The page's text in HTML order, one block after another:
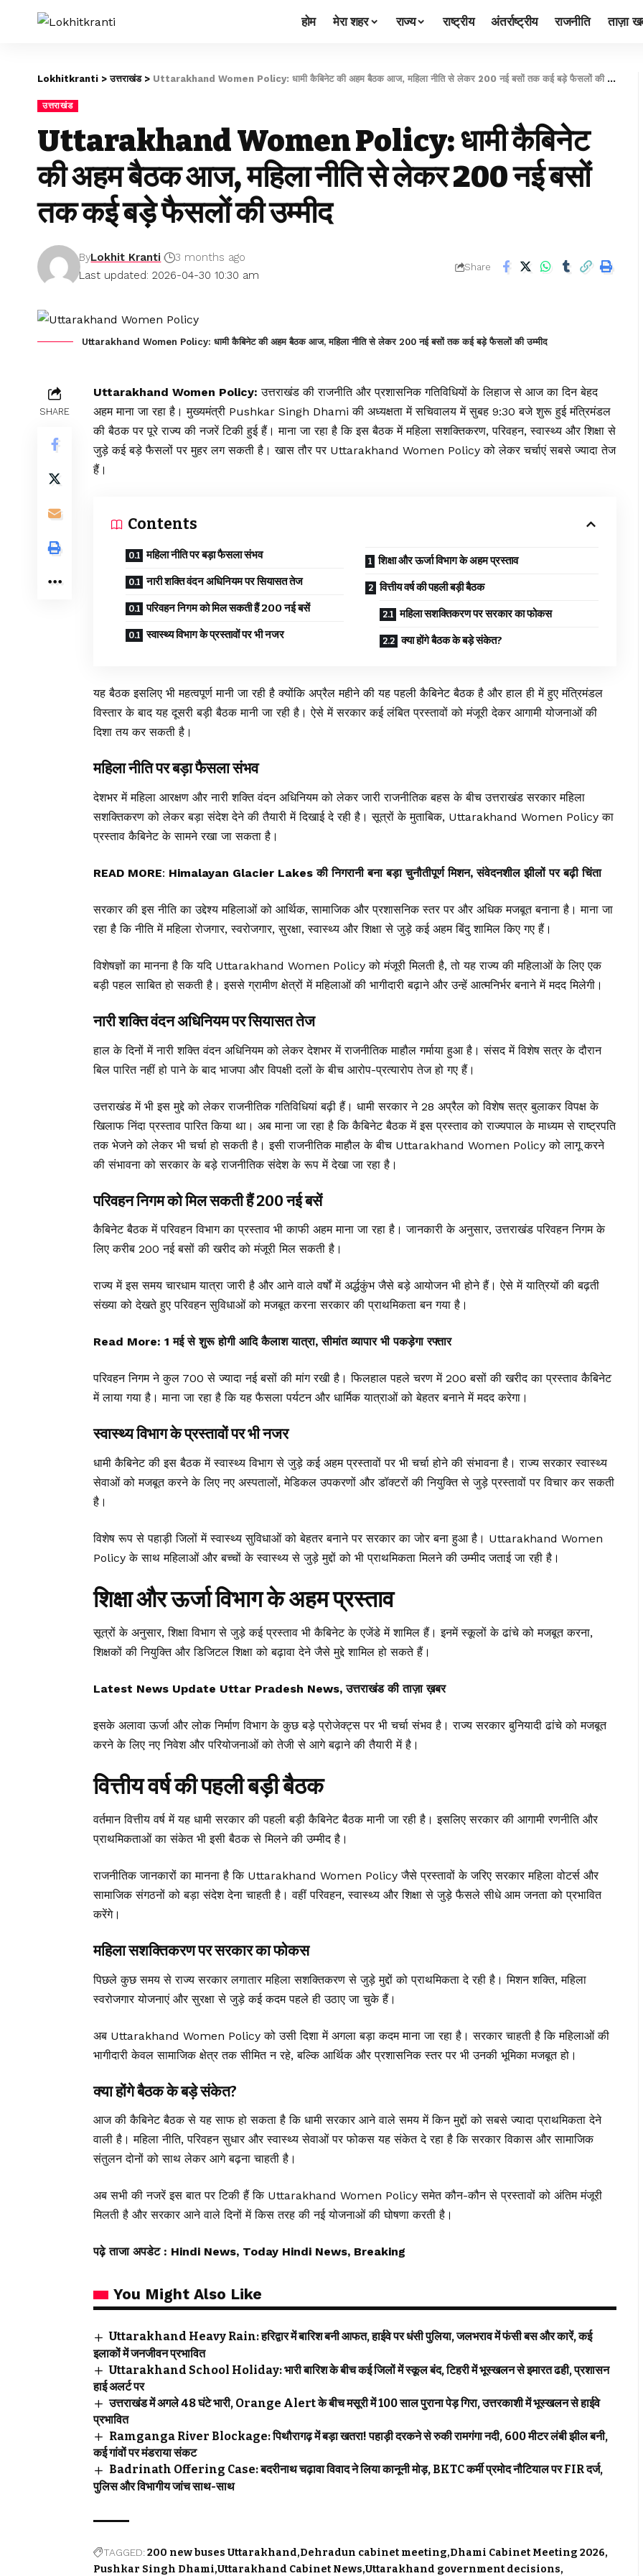
होम मेरा शहर राज्य राष्ट्रीय अंतर्राष्ट्रीय राजनीति ताज़ा
Lokhitkranti >उत्तराखंड> Uttarakhand Women Policy: धामी कैबिनेट की अहम बैठक आज, महिला नीति से लेकर 200 नई बसों तक कई बड़े फैसलों की उम्मीद
उत्तराखंड
Uttarakhand Women Policy: धामी कैबिनेट
की अहम बैठक आज, महिला नीति से लेकर 200 नई बसों
तक कई बड़े फैसलों की उम्मीद
Last updated: 2026-04-30 10:30 am
ByLokhit Kranti 3 months ago
Share
Uttarakhand Women Policy: धामी कैबिनेट की अहम बैठक आज, महिला नीति से लेकर 200 नई बसों तक कई बड़े फैसलों की उम्मीद
SHARE
Uttarakhand Women Policy: उत्तराखंड की राजनीति और प्रशासनिक गतिविधियों के लिहाज से आज का दिन बेहद
अहम माना जा रहा है। मुख्यमंत्री Pushkar Singh Dhami की अध्यक्षता में सचिवालय में सुबह 9:30 बजे शुरू हुई मंत्रिमंडल
की बैठक पर पूरे राज्य की नजरें टिकी हुई हैं। माना जा रहा है कि इस बैठक में महिला सशक्तिकरण, परिवहन, स्वास्थ्य और शिक्षा से
जुड़े कई बड़े फैसलों पर मुहर लग सकती है। खास तौर पर Uttarakhand Women Policy को लेकर चर्चाएं सबसे ज्यादा तेज
हैं।
Contents
महिला नीति पर बड़ा फैसला संभव
नारी शक्ति वंदन अधिनियम पर सियासत तेज
परिवहन निगम को मिल सकती हैं 200 नई बसें
स्वास्थ्य विभाग के प्रस्तावों पर भी नजर
शिक्षा और ऊर्जा विभाग के अहम प्रस्ताव
वित्तीय वर्ष की पहली बड़ी बैठक
महिला सशक्तिकरण पर सरकार का फोकस
क्या होंगे बैठक के बड़े संकेत?
यह बैठक इसलिए भी महत्वपूर्ण मानी जा रही है क्योंकि अप्रैल महीने की यह पहली कैबिनेट बैठक है और हाल ही में हुए मंत्रिमंडल
विस्तार के बाद यह दूसरी बड़ी बैठक मानी जा रही है। ऐसे में सरकार कई लंबित प्रस्तावों को मंजूरी देकर आगामी योजनाओं की
दिशा तय कर सकती है।
महिला नीति पर बड़ा फैसला संभव
देशभर में महिला आरक्षण और नारी शक्ति वंदन अधिनियम को लेकर जारी राजनीतिक बहस के बीच उत्तराखंड सरकार महिला
सशक्तिकरण को लेकर बड़ा संदेश देने की तैयारी में दिखाई दे रही है। सूत्रों के मुताबिक, Uttarakhand Women Policy का
प्रस्ताव कैबिनेट के सामने रखा जा सकता है।
READ MORE: Himalayan Glacier Lakes की निगरानी बना बड़ा चुनौतीपूर्ण मिशन, संवेदनशील झीलों पर बढ़ी चिंता
सरकार की इस नीति का उद्देश्य महिलाओं को आर्थिक, सामाजिक और प्रशासनिक स्तर पर और अधिक मजबूत बनाना है। माना जा
रहा है कि नीति में महिला रोजगार, स्वरोजगार, सुरक्षा, स्वास्थ्य और शिक्षा से जुड़े कई अहम बिंदु शामिल किए गए हैं।
विशेषज्ञों का मानना है कि यदि Uttarakhand Women Policy को मंजूरी मिलती है, तो यह राज्य की महिलाओं के लिए एक
बड़ी पहल साबित हो सकती है। इससे ग्रामीण क्षेत्रों में महिलाओं की भागीदारी बढ़ाने और उन्हें आत्मनिर्भर बनाने में मदद मिलेगी।
नारी शक्ति वंदन अधिनियम पर सियासत तेज
हाल के दिनों में नारी शक्ति वंदन अधिनियम को लेकर देशभर में राजनीतिक माहौल गर्माया हुआ है। संसद में विशेष सत्र के दौरान
बिल पारित नहीं हो पाने के बाद भाजपा और विपक्षी दलों के बीच आरोप-प्रत्यारोप तेज हो गए हैं।
उत्तराखंड में भी इस मुद्दे को लेकर राजनीतिक गतिविधियां बढ़ी हैं। धामी सरकार ने 28 अप्रैल को विशेष सत्र बुलाकर विपक्ष के
खिलाफ निंदा प्रस्ताव पारित किया था। अब माना जा रहा है कि कैबिनेट बैठक में इस प्रस्ताव को राज्यपाल के माध्यम से राष्ट्रपति
तक भेजने को लेकर भी चर्चा हो सकती है। इसी राजनीतिक माहौल के बीच Uttarakhand Women Policy को लागू करने
की संभावना को सरकार के बड़े राजनीतिक संदेश के रूप में देखा जा रहा है।
परिवहन निगम को मिल सकती हैं 200 नई बसें
कैबिनेट बैठक में परिवहन विभाग का प्रस्ताव भी काफी अहम माना जा रहा है। जानकारी के अनुसार, उत्तराखंड परिवहन निगम के
लिए करीब 200 नई बसों की खरीद को मंजूरी मिल सकती है।
राज्य में इस समय चारधाम यात्रा जारी है और आने वाले वर्षों में अर्द्धकुंभ जैसे बड़े आयोजन भी होने हैं। ऐसे में यात्रियों की बढ़ती
संख्या को देखते हुए परिवहन सुविधाओं को मजबूत करना सरकार की प्राथमिकता बन गया है।
Read More: 1 मई से शुरू होगी आदि कैलाश यात्रा, सीमांत व्यापार भी पकड़ेगा रफ्तार
परिवहन निगम ने कुल 700 से ज्यादा नई बसों की मांग रखी है। फिलहाल पहले चरण में 200 बसों की खरीद का प्रस्ताव कैबिनेट
में लाया गया है। माना जा रहा है कि यह फैसला पर्यटन और धार्मिक यात्राओं को बेहतर बनाने में मदद करेगा।
स्वास्थ्य विभाग के प्रस्तावों पर भी नजर
धामी कैबिनेटकी इस बैठक में स्वास्थ्य विभाग से जुड़े कई अहम प्रस्तावों पर भी चर्चा होने की संभावना है। राज्य सरकार स्वास्थ्य
सेवाओं को मजबूत करने के लिए नए अस्पतालों, मेडिकल उपकरणों और डॉक्टरों की नियुक्ति से जुड़े प्रस्तावों पर विचार कर सकती
है।
विशेष रूप से पहाड़ी जिलों में स्वास्थ्य सुविधाओं को बेहतर बनाने पर सरकार का जोर बना हुआ है। Uttarakhand Women
Policy के साथ महिलाओं और बच्चों के स्वास्थ्य से जुड़े मुद्दों को भी प्राथमिकता मिलने की उम्मीद जताई जा रही है।
शिक्षा और ऊर्जा विभाग के अहम प्रस्ताव
सूत्रों के अनुसार, शिक्षा विभाग से जुड़े कई प्रस्ताव भी कैबिनेट के एजेंडे में शामिल हैं। इनमें स्कूलों के ढांचे को मजबूत करना,
शिक्षकों की नियुक्ति और डिजिटल शिक्षा को बढ़ावा देने जैसे मुद्दे शामिल हो सकते हैं।
Latest News Update Uttar Pradesh News, उत्तराखंड की ताज़ा ख़बर
इसके अलावा ऊर्जा और लोक निर्माण विभाग के कुछ बड़े प्रोजेक्ट्स पर भी चर्चा संभव है। राज्य सरकार बुनियादी ढांचे को मजबूत
करने के लिए नए निवेश और परियोजनाओं को तेजी से आगे बढ़ाने की तैयारी में है।
वित्तीय वर्ष की पहली बड़ी बैठक
वर्तमान वित्तीय वर्ष में यह धामी सरकार की पहली बड़ी कैबिनेट बैठक मानी जा रही है। इसलिए सरकार की आगामी रणनीति और
प्राथमिकताओं का संकेत भी इसी बैठक से मिलने की उम्मीद है।
राजनीतिक जानकारों का मानना है कि Uttarakhand Women Policy जैसे प्रस्तावों के जरिए सरकार महिला वोटर्स और
सामाजिक संगठनों को बड़ा संदेश देना चाहती है। वहीं परिवहन, स्वास्थ्य और शिक्षा से जुड़े फैसले सीधे आम जनता को प्रभावित
करेंगे।
महिला सशक्तिकरण पर सरकार का फोकस
पिछले कुछ समय से राज्य सरकार लगातार महिला सशक्तिकरण से जुड़े मुद्दों को प्राथमिकता दे रही है। मिशन शक्ति, महिला
स्वरोजगार योजनाएं और सुरक्षा से जुड़े कई कदम पहले ही उठाए जा चुके हैं।
अब Uttarakhand Women Policy को उसी दिशा में अगला बड़ा कदम माना जा रहा है। सरकार चाहती है कि महिलाओं की
भागीदारी केवल सामाजिक क्षेत्र तक सीमित न रहे, बल्कि आर्थिक और प्रशासनिक स्तर पर भी उनकी भूमिका मजबूत हो।
क्या होंगे बैठक के बड़े संकेत?
आज की कैबिनेट बैठक से यह साफ हो सकता है कि धामी सरकार आने वाले समय में किन मुद्दों को सबसे ज्यादा प्राथमिकता देने
वाली है। महिला नीति, परिवहन सुधार और स्वास्थ्य सेवाओं पर फोकस यह संकेत दे रहा है कि सरकार विकास और सामाजिक
संतुलन दोनों को साथ लेकर आगे बढ़ना चाहती है।
अब सभी की नजरें इस बात पर टिकी हैं कि Uttarakhand Women Policy समेत कौन-कौन से प्रस्तावों को अंतिम मंजूरी
मिलती है और सरकार आने वाले दिनों में किस तरह की नई योजनाओं की घोषणा करती है।
पढ़े ताजा अपडेट : Hindi News, Today Hindi News, Breaking
You Might Also Like
Uttarakhand Heavy Rain: हरिद्वार में बारिश बनी आफत, हाईवे पर धंसी पुलिया, जलभराव में फंसी बस और कारें, कई
इलाकों में जनजीवन प्रभावित
Uttarakhand School Holiday: भारी बारिश के बीच कई जिलों में स्कूल बंद, टिहरी में भूस्खलन से इमारत ढही, प्रशासन
हाई अलर्ट पर
उत्तराखंड में अगले 48 घंटे भारी, Orange Alert के बीच मसूरी में 100 साल पुराना पेड़ गिरा, उत्तरकाशी में भूस्खलन से हाईवे
प्रभावित
Ramganga River Blockage: पिथौरागढ़ में बड़ा खतरा! पहाड़ी दरकने से रुकी रामगंगा नदी, 600 मीटर लंबी झील बनी,
कई गांवों पर मंडराया संकट
Badrinath Offering Case: बदरीनाथ चढ़ावा विवाद ने लिया कानूनी मोड़, BKTC कर्मी प्रमोद नौटियाल पर FIR दर्ज,
पुलिस और विभागीय जांच साथ-साथ
TAGGED:200 new buses Uttarakhand Dehradun cabinet meeting Dhami Cabinet Meeting 2026
Pushkar Singh Dhami Uttarakhand Cabinet News Uttarakhand government decisions